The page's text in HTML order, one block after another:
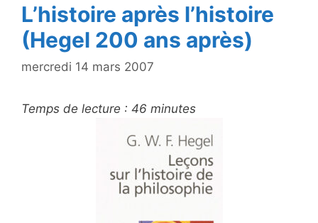
L’histoire après l’histoire
(Hegel 200 ans après)
mercredi 14 mars 2007
Temps de lecture : 46 minutes